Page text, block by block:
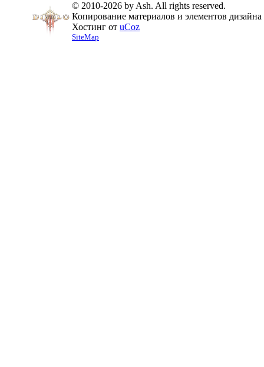
© 2010-2026 by Ash. All rights reserved.
Копирование материалов и элементов
Хостинг от uCoz
SiteMap